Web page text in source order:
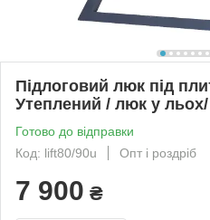
Підлоговий люк під
Утеплений / люк у
Готово до відправки
Код: lift80/90u
Опт і роздріб
7 900 ₴